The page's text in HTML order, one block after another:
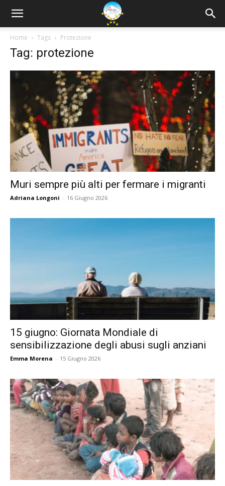
Home Tags Protezione
Tag: protezione
Muri sempre più alti per fermare i migranti
Adriana Longoni - 16 Giugno 2026
15 giugno: Giornata Mondiale di
sensibilizzazione degli abusi sugli anziani
Emma Morena - 15 Giugno 2026